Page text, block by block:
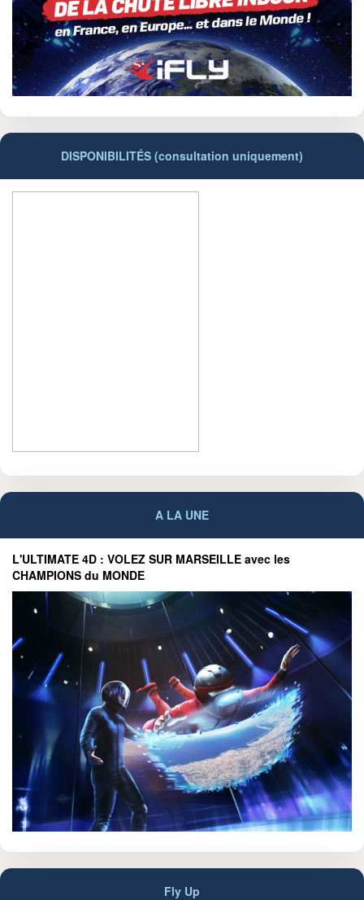
DISPONIBILITÉS (consultation uniquement)
A LA UNE
L'ULTIMATE 4D : VOLEZ SUR MARSEILLE avec les
CHAMPIONS du MONDE
Fly Up